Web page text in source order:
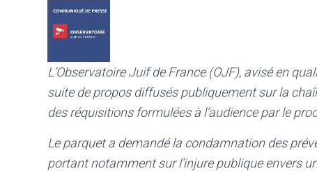
L’Observatoire Juif de France (OJF), avisé en
suite de propos diffusés publiquement sur la
des réquisitions formulées à l’audience par le
Le parquet a demandé la condamnation des
portant notamment sur l’injure publique envers